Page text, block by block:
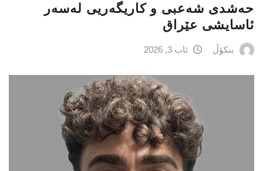
حەشدی شەعبی و کاریگەریی لەسەر
ئاسایشی عێراق
بنکۆڵ ئاب 3, 2026